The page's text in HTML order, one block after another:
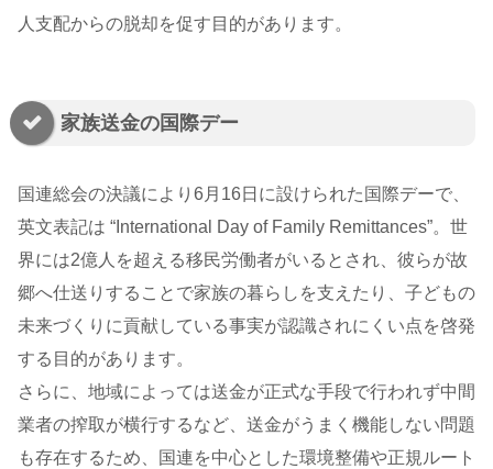
人支配からの脱却を促す目的があります。
家族送金の国際デー
国連総会の決議により6月16日に設けられた国際デーで、
英文表記は “International Day of Family Remittances”。世
界には2億人を超える移民労働者がいるとされ、彼らが故
郷へ仕送りすることで家族の暮らしを支えたり、子どもの
未来づくりに貢献している事実が認識されにくい点を啓発
する目的があります。
さらに、地域によっては送金が正式な手段で行われず中間
業者の搾取が横行するなど、送金がうまく機能しない問題
も存在するため、国連を中心とした環境整備や正規ルート